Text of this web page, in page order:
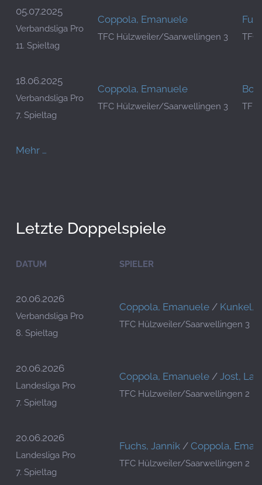
05.07.2025
Verbandsliga Pro
11. Spieltag
Coppola, Emanuele
TFC Hülzweiler/Saarwellingen 3 TFC
18.06.2025
Verbandsliga Pro
7. Spieltag
Coppola, Emanuele
TFC Hülzweiler/Saarwellingen 3 TFK
Mehr …
Letzte Doppelspiele
DATUM SPIELER
20.06.2026
Verbandsliga Pro
8. Spieltag
Coppola, Emanuele / Kunkel,
TFC Hülzweiler/Saarwellingen 3
20.06.2026
Landesliga Pro
7. Spieltag
Coppola, Emanuele / Jost, Lars
TFC Hülzweiler/Saarwellingen 2
20.06.2026
Landesliga Pro
7. Spieltag
Fuchs, Jannik / Coppola,
TFC Hülzweiler/Saarwellingen 2